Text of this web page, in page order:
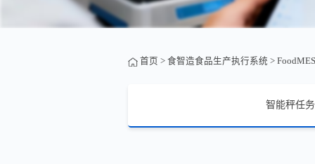
首页 > 食智造食品生产执行系统 >
智能秤任